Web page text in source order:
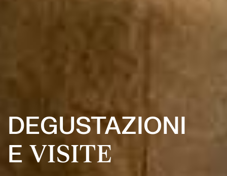
DEGUSTAZIONI
E VISITE